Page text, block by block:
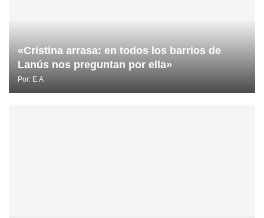
«Cristina arrasa: en todos los barrios de
Lanús nos preguntan por ella»
Por: E.A